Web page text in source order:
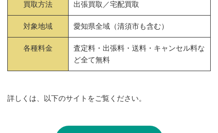
買取方法 出張買取／宅配買取
対象地域 愛知県全域（清須市も含む）
各種料金
査定料・出張料・送料・キャンセル料な
ど全て無料
詳しくは、以下のサイトをご覧ください。